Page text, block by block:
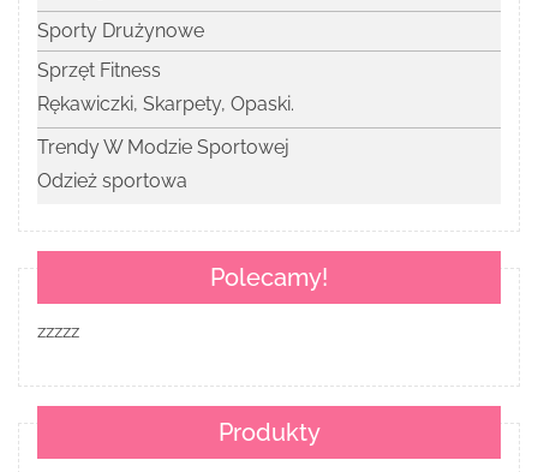
Sporty Drużynowe
Sprzęt Fitness
Rękawiczki, Skarpety, Opaski.
Trendy W Modzie Sportowej
Odzież sportowa
Polecamy!
zzzzz
Produkty